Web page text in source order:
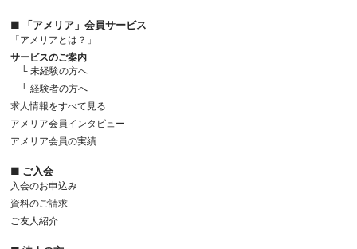
■ 「アメリア」会員サービス
「アメリアとは？」
サービスのご案内
└ 未経験の方へ
└ 経験者の方へ
求人情報をすべて見る
アメリア会員インタビュー
アメリア会員の実績
■ ご入会
入会のお申込み
資料のご請求
ご友人紹介